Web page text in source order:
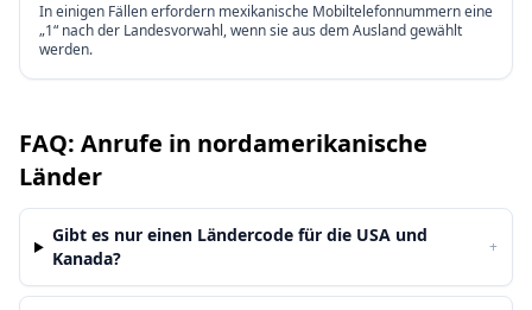
In einigen Fällen erfordern mexikanische Mobiltelefonnummern eine
„1“ nach der Landesvorwahl, wenn sie aus dem Ausland gewählt
werden.
FAQ: Anrufe in nordamerikanische
Länder
Gibt es nur einen Ländercode für die USA und
Kanada?
+